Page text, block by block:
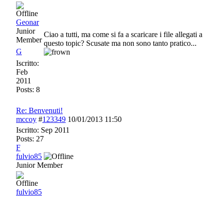
Geonar
Junior
Member
G
Iscritto:
Feb
2011
Posts: 8
Ciao a tutti, ma come si fa a scaricare i file allegati a
questo topic? Scusate ma non sono tanto pratico...
Re: Benvenuti!
mccoy #123349 10/01/2013 11:50
Iscritto: Sep 2011
Posts: 27
F
fulvio85
Junior Member
fulvio85